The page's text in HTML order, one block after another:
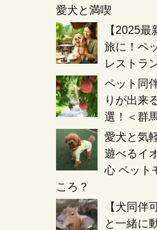
愛犬と満喫
【2025
旅に！ペ
レストラ
ペット同
りが出来
選！＜群
愛犬と気
遊べるイ
心 ペット
ころ？
【犬同伴
と一緒に